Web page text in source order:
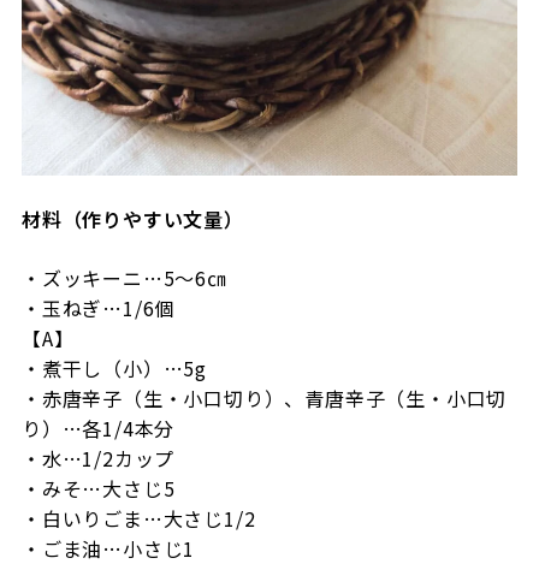
材料（作りやすい文量）
・ズッキーニ…5～6㎝
・玉ねぎ…1/6個
【A】
・煮干し（小）…5g
・赤唐辛子（生・小口切り）、青唐辛子（生・小口切
り）…各1/4本分
・水…1/2カップ
・みそ…大さじ5
・白いりごま…大さじ1/2
・ごま油…小さじ1